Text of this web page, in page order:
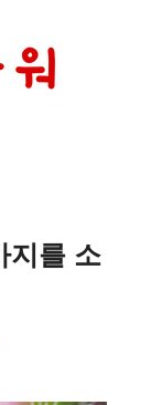
지를 소